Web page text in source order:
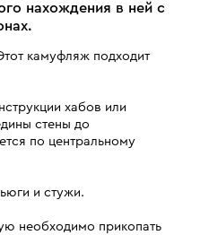
нахождения в ней с
камуфляж подходит
хабов или
стены до
по центральному
и стужи.
необходимо прикопать